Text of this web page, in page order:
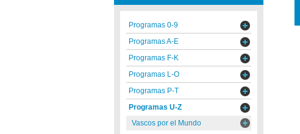
Programas 0-9
Programas A-E
Programas F-K
Programas L-O
Programas P-T
Programas U-Z
Vascos por el Mundo